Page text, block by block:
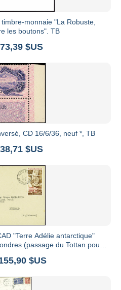
monnaie "La Robuste,
les boutons". TB
$US
CD 16/6/36, neuf *, TB
$US
"Terre Adélie antarctique"
(passage du Tottan pour
$US